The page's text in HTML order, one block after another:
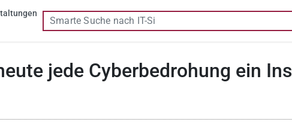
jede Cyberbedrohung ein